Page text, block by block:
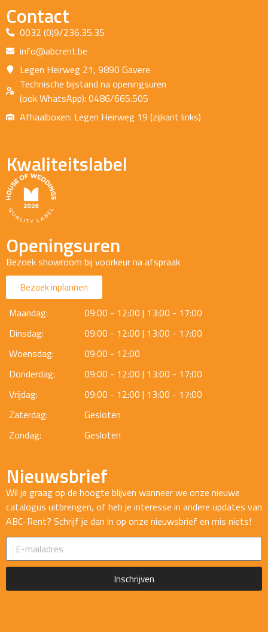
Contact
0032 (0)9/236.35.35
info@abcrent.be
Legen Heirweg 21, 9890 Gavere
Technische bijstand na openingsuren
(ook WhatsApp): 0486/665.505
Afhaalboxen: Legen Heirweg 19 (zijkant links)
Kwaliteitslabel
Openingsuren
Bezoek showroom bij voorkeur na afspraak
Bezoek inplannen
Maandag:
09:00 - 12:00 | 13:00 - 17:00
Dinsdag:
09:00 - 12:00 | 13:00 - 17:00
Woensdag:
09:00 - 12:00
Donderdag:
09:00 - 12:00 | 13:00 - 17:00
Vrijdag:
09:00 - 12:00 | 13:00 - 17:00
Zaterdag:
Gesloten
Zondag:
Gesloten
Nieuwsbrief
Wil je graag op de hoogte blijven wanneer we onze nieuwe
catalogus uitbrengen, of heb je interesse in andere updates van
ABC-Rent? Schrijf je dan in op onze nieuwsbrief en mis niets!
Inschrijven